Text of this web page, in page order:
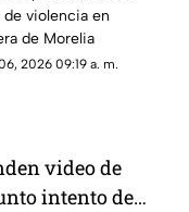
de violencia en
de Morelia
2026 09:19 a. m.
video de
intento de